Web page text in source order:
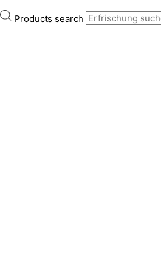
Products search